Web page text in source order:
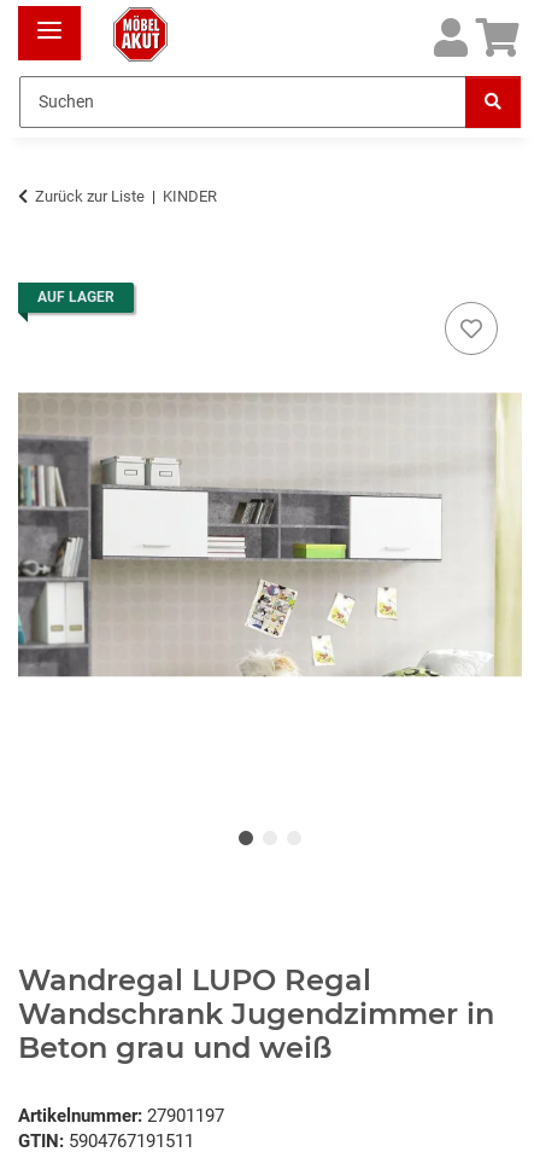
Zurück zur Liste KINDER
AUF LAGER
Wandregal LUPO Regal
Wandschrank Jugendzimmer in
Beton grau und weiß
Artikelnummer: 27901197
GTIN: 5904767191511